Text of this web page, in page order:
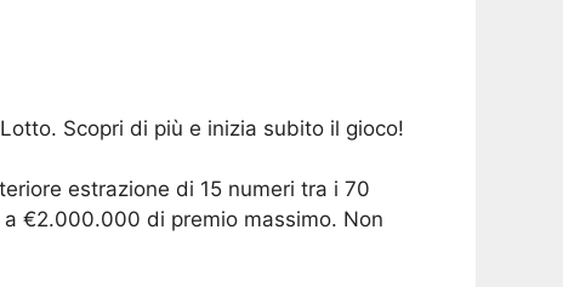
Scopri di più e inizia subito il gioco!
estrazione di 15 numeri tra i 70
€2.000.000 di premio massimo. Non